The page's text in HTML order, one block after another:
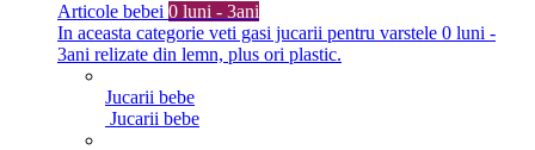
Articole bebei 0 luni - 3ani
In aceasta categorie veti gasi jucarii pentru varstele 0 luni -
3ani relizate din lemn, plus ori plastic.
Jucarii bebe
Jucarii bebe